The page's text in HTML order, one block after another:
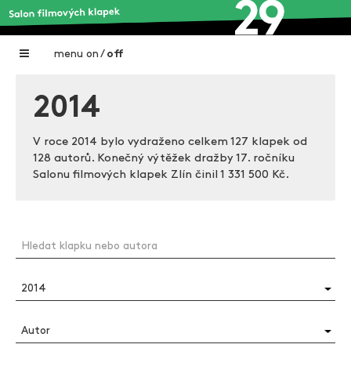
menu on / off
Nadační fond FILMTALENT ZLÍN
Galerie filmových klapek
Aktuální výstavy
Aktuality
2014
V roce 2014 bylo vydraženo celkem 127 klapek od
128 autorů. Konečný výtěžek dražby 17. ročníku
Salonu filmových klapek Zlín činil 1 331 500 Kč.